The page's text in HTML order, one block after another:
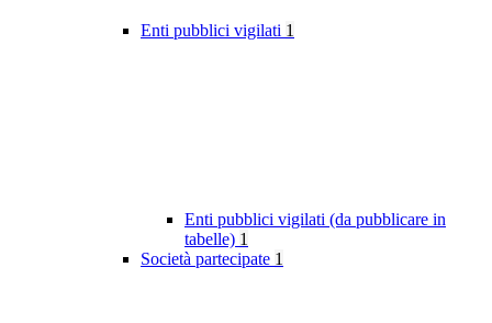
Enti pubblici vigilati 1
Enti pubblici vigilati (da pubblicare in
tabelle) 1
Società partecipate 1